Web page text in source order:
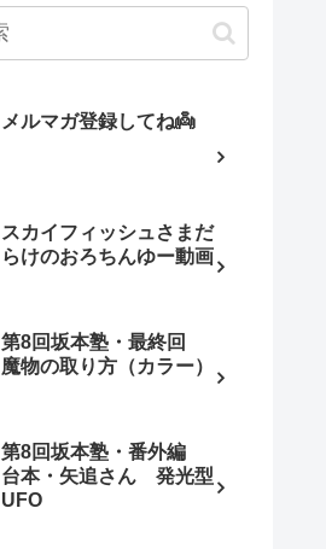
メルマガ登録してね👼
スカイフィッシュさまだ
らけのおろちんゆー動画
第8回坂本塾・最終回
魔物の取り方（カラー）
第8回坂本塾・番外編
台本・矢追さん 発光型
UFO